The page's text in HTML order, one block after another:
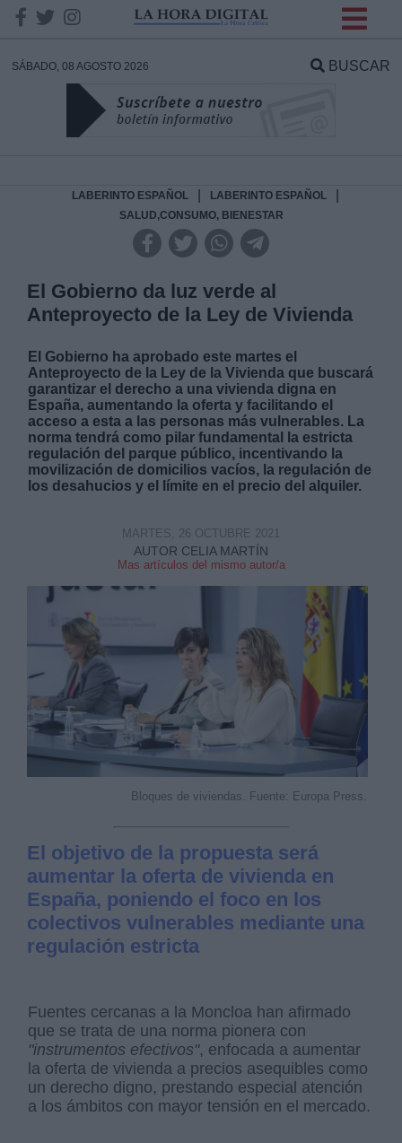
SÁBADO, 08 AGOSTO 2026 BUSCAR
LABERINTO ESPAÑOL LABERINTO ESPAÑOL
SALUD,CONSUMO, BIENESTAR
El Gobierno da luz verde al
Anteproyecto de la Ley de Vivienda
El Gobierno ha aprobado este martes el
Anteproyecto de la Ley de la Vivienda que buscará
garantizar el derecho a una vivienda digna en
España, aumentando la oferta y facilitando el
acceso a esta a las personas más vulnerables. La
norma tendrá como pilar fundamental la estricta
regulación del parque público, incentivando la
movilización de domicilios vacíos, la regulación de
los desahucios y el límite en el precio del alquiler.
AUTOR CELIA MARTÍN
Mas artículos del mismo autor/a
MARTES, 26 OCTUBRE 2021
Bloques de viviendas. Fuente: Europa Press.
El objetivo de la propuesta será
aumentar la oferta de vivienda en
España, poniendo el foco en los
colectivos vulnerables mediante una
regulación estricta
Fuentes cercanas a la Moncloa han afirmado
que se trata de una norma pionera con
"instrumentos efectivos", enfocada a aumentar
la oferta de vivienda a precios asequibles como
un derecho digno, prestando especial atención
a los ámbitos con mayor tensión en el mercado.
DATOS
Responsable:
Legitimación:
Destinatarios:
link
Información adicional